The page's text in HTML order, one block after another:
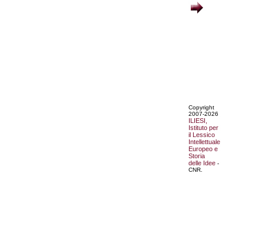
Copyright
2007-2026
ILIESI,
Istituto per
il Lessico
Intellettuale
Europeo e
Storia
delle Idee -
CNR.